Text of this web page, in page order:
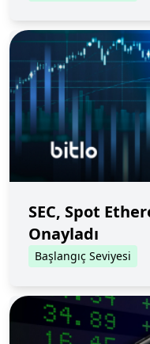
SEC, Spot
Onayladı
Başlangıç Seviyesi